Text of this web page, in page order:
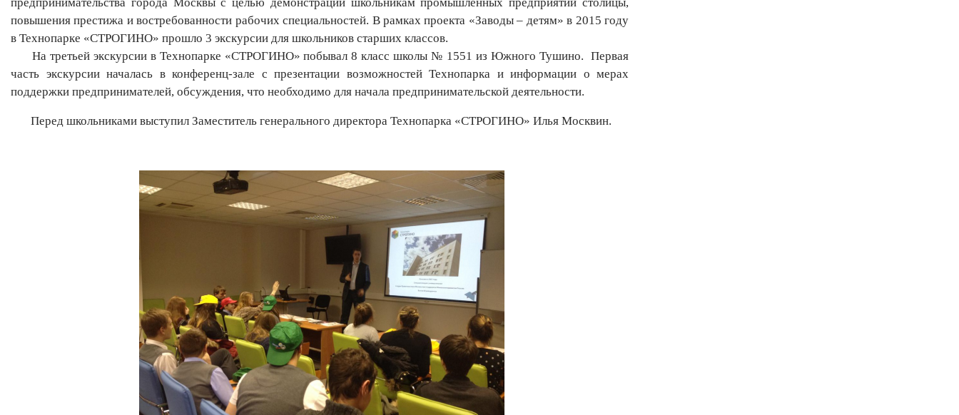
повышения престижа и востребованности рабочих специальностей. В рамках проекта «Заводы – детям» в 2015 году
в Технопарке «СТРОГИНО» прошло 3 экскурсии для школьников старших классов.
На третьей экскурсии в Технопарке «СТРОГИНО» побывал 8 класс школы № 1551 из Южного Тушино. Первая
часть экскурсии началась в конференц-зале с презентации возможностей Технопарка и информации о мерах
поддержки предпринимателей, обсуждения, что необходимо для начала предпринимательской деятельности.
Перед школьниками выступил Заместитель генерального директора Технопарка «СТРОГИНО» Илья Москвин.